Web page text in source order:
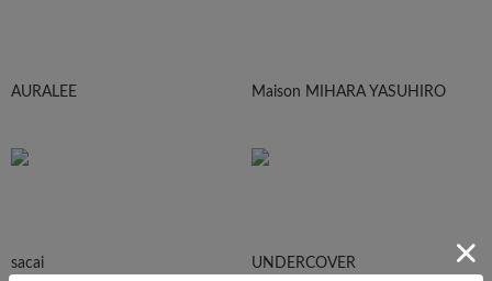
AURALEE Maison MIHARA YASUHIRO
sacai UNDERCOVER